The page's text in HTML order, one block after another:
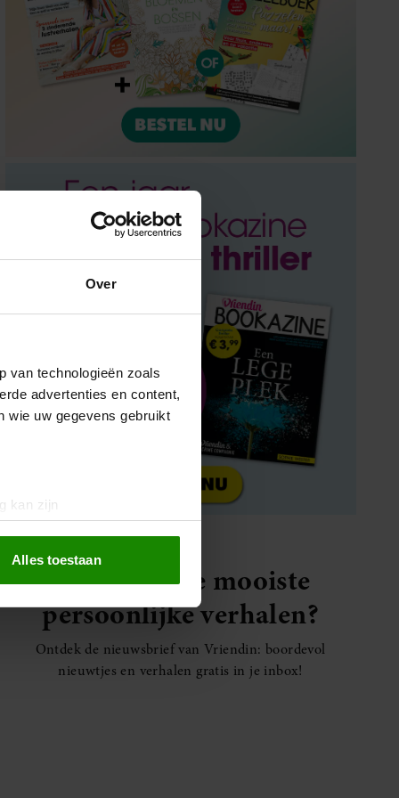
Over
van technologieën zoals
advertenties en content,
wie uw gegevens gebruikt
kan zijn
te bieden en om ons
partners voor social
die u aan ze heeft
met onze cookies als u
Alles toestaan
Elke week de mooiste
persoonlijke verhalen?
Ontdek de nieuwsbrief van Vriendin: boordevol
nieuwtjes en verhalen gratis in je inbox!